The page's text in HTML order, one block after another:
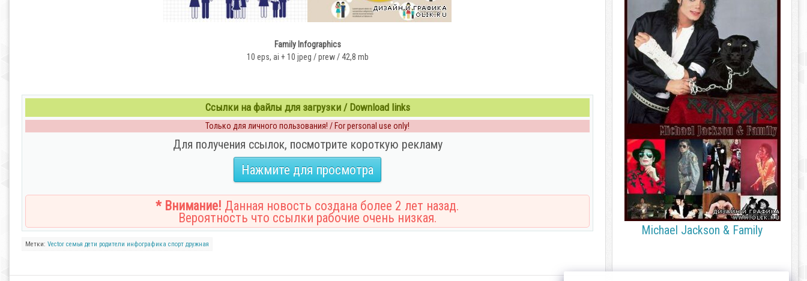
Family Infographics
10 eps, ai + 10 jpeg / prew / 42,8 mb
Ссылки на файлы для загрузки / Download links
Только для личного пользования! / For personal use only!
Для получения ссылок, посмотрите короткую рекламу
Нажмите для просмотра
* Внимание! Данная новость создана более 2 лет назад.
Вероятность что ссылки рабочие очень низкая.
Метки: Vector семья дети родители инфографика спорт дружная
Michael Jackson & Family